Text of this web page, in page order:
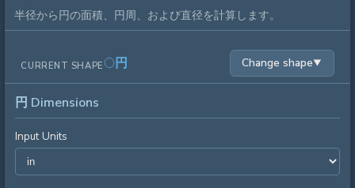
科学
日常
その他のツール
半径から円の面積、円周、および直径を計算します。
CURRENT SHAPE 円 Change shape▼
円 Dimensions
Input Units